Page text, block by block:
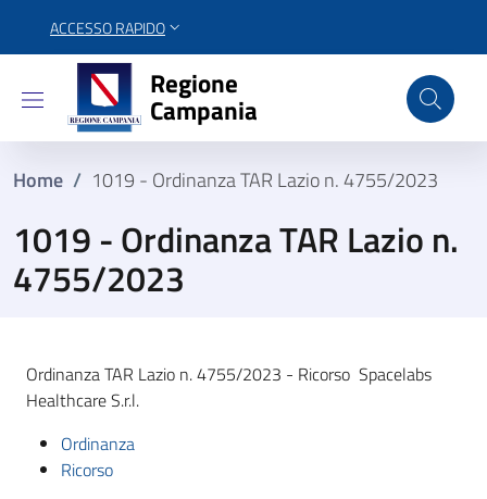
ACCESSO RAPIDO
Regione Campania
Regione
Campania
Home / 1019 - Ordinanza TAR Lazio n. 4755/2023
1019 - Ordinanza TAR Lazio n.
4755/2023
Ordinanza TAR Lazio n. 4755/2023 - Ricorso Spacelabs
Healthcare S.r.l.
Ordinanza
Ricorso